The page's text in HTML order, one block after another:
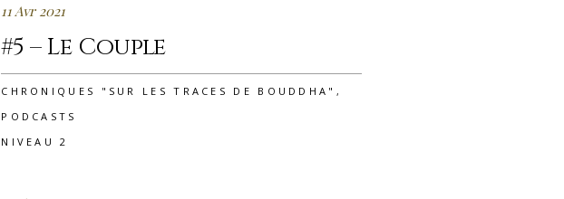
11 Avr 2021
#5 – Le Couple
CHRONIQUES "SUR LES TRACES DE BOUDDHA" ,
PODCASTS
NIVEAU 2